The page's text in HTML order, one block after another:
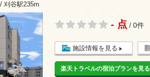
刈谷駅235m
- 点 / 0件
施設情報を見る
楽天トラベルの宿泊プランを見る